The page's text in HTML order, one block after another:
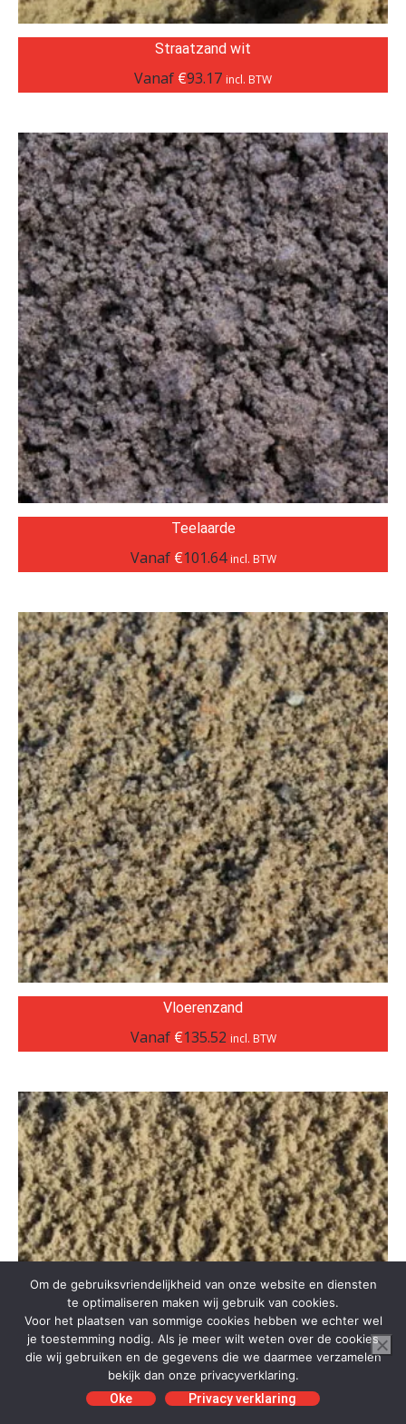
Straatzand wit
Vanaf €93.17 incl. BTW
Teelaarde
Vanaf €101.64 incl. BTW
Vloerenzand
Vanaf €135.52 incl. BTW
Om de gebruiksvriendelijkheid van onze website en diensten
te optimaliseren maken wij gebruik van cookies.
Voor het plaatsen van sommige cookies hebben we echter wel
je toestemming nodig. Als je meer wilt weten over de cookies
die wij gebruiken en de gegevens die we daarmee verzamelen
bekijk dan onze privacyverklaring.
Oke
Privacy verklaring